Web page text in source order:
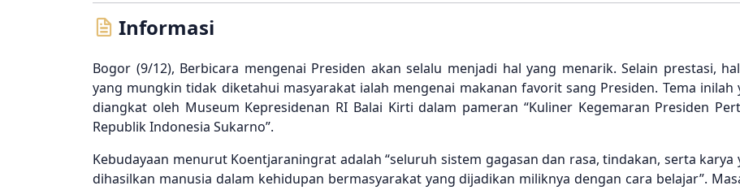
Informasi
Bogor (9/12), Berbicara mengenai Presiden akan selalu menjadi hal yang menarik. Selain prestasi,
yang mungkin tidak diketahui masyarakat ialah mengenai makanan favorit sang Presiden. Tema inilah
diangkat oleh Museum Kepresidenan RI Balai Kirti dalam pameran “Kuliner Kegemaran Presiden
Republik Indonesia Sukarno”.
Kebudayaan menurut Koentjaraningrat adalah “seluruh sistem gagasan dan rasa, tindakan, serta karya
dihasilkan manusia dalam kehidupan bermasyarakat yang dijadikan miliknya dengan cara belajar”.